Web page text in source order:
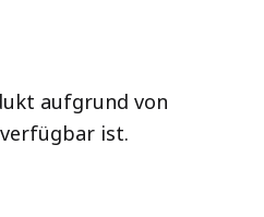
aufgrund von
ist.